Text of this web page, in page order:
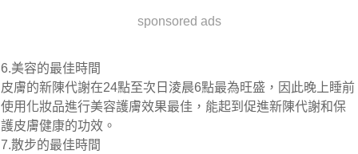
sponsored ads
6.美容的最佳時間
皮膚的新陳代謝在24點至次日淩晨6點最為旺盛，因此晚上睡前
使用化妝品進行美容護膚效果最佳，能起到促進新陳代謝和保
護皮膚健康的功效。
7.散步的最佳時間